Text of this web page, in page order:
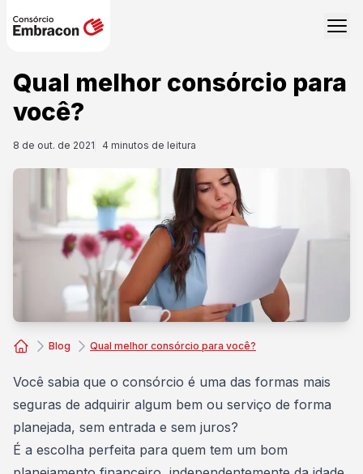
Qual melhor consórcio para
você?
8 de out. de 2021 4 minutos de leitura
Blog Qual melhor consórcio para você?
Você sabia que o consórcio é uma das formas mais
seguras de adquirir algum bem ou serviço de forma
planejada, sem entrada e sem juros?
É a escolha perfeita para quem tem um bom